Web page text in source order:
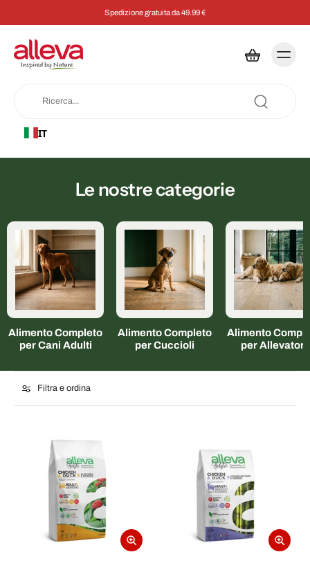
Spedizione gratuita da 49.99 €
IT
Le nostre categorie
Alimento Completo
per Cani Adulti
Alimento Completo
per Cuccioli
Alimento
per Allevatori
Filtra e ordina